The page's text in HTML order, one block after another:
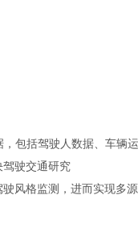
包括驾驶人数据、车辆
驶交通研究
风格监测，进而实现多